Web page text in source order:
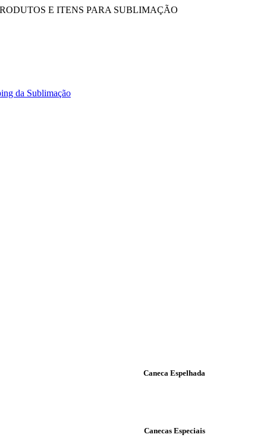
E ITENS PARA SUBLIMAÇÃO
Caneca Espelhada
Canecas Especiais